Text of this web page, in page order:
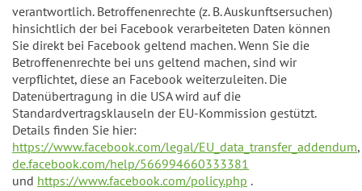
verantwortlich. Betroffenenrechte (z. B. Auskunftsersuchen)
hinsichtlich der bei Facebook verarbeiteten Daten können
Sie direkt bei Facebook geltend machen. Wenn Sie die
Betroffenenrechte bei uns geltend machen, sind wir
verpflichtet, diese an Facebook weiterzuleiten. Die
Datenübertragung in die USA wird auf die
Standardvertragsklauseln der EU-Kommission gestützt.
Details finden Sie hier:
https://www.facebook.com/legal/EU_data_transfer_addendum,
de.facebook.com/help/566994660333381
und https://www.facebook.com/policy.php .